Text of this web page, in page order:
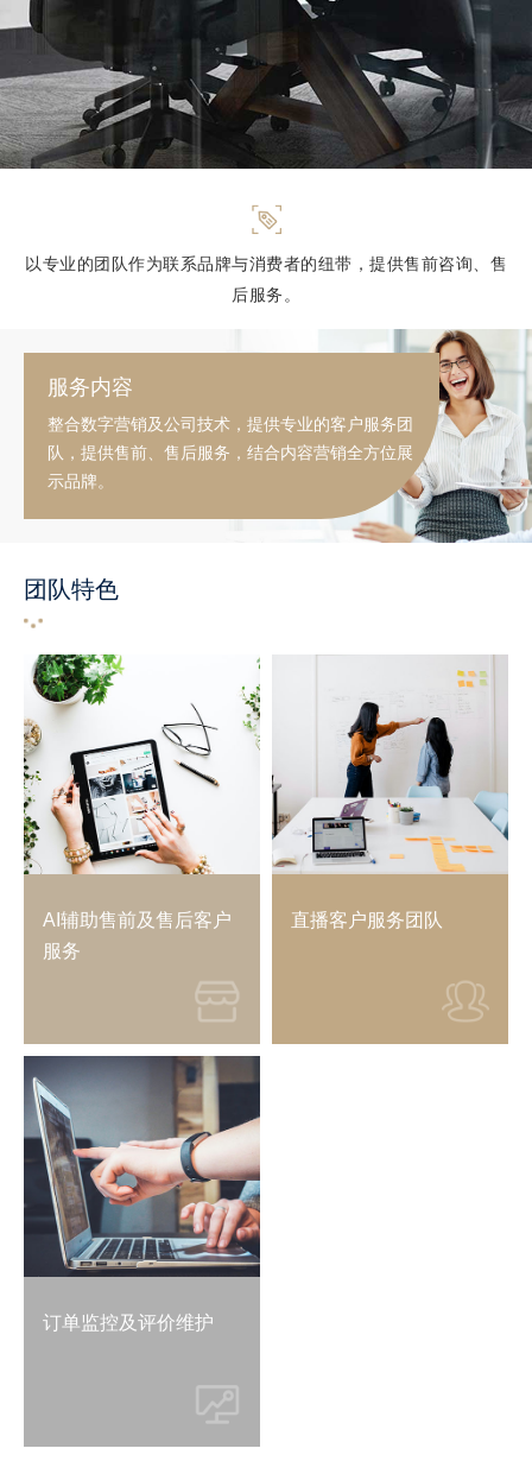
以专业的团队作为联系品牌与消费者的纽带，提供售前咨询、售
后服务。
服务内容
整合数字营销及公司技术，提供专业的客户服务团
队，提供售前、售后服务，结合内容营销全方位展
示品牌。
团队特色
AI辅助售前及售后客户
服务
直播客户服务团队
订单监控及评价维护